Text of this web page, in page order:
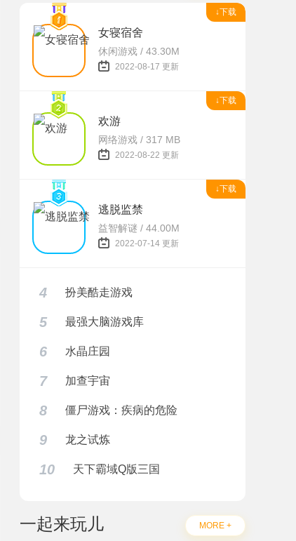
↓下载
女寝宿舍
休闲游戏 / 43.30M
2022-08-17 更新
↓下载
欢游
网络游戏 / 317 MB
2022-08-22 更新
↓下载
逃脱监禁
益智解谜 / 44.00M
2022-07-14 更新
4 扮美酷走游戏
5 最强大脑游戏库
6 水晶庄园
7 加查宇宙
8 僵尸游戏：疾病的危险
9 龙之试炼
10 天下霸域Q版三国
一起来玩儿 MORE +